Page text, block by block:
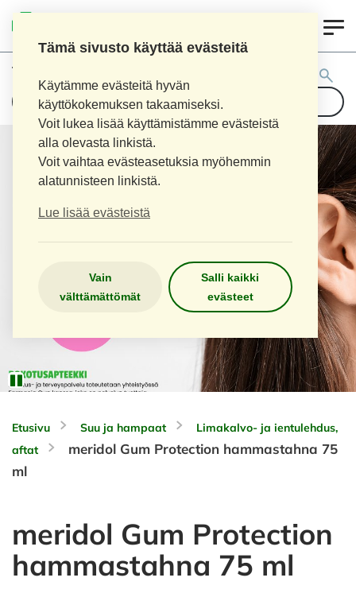
Tämä sivusto käyttää evästeitä
Käytämme evästeitä hyvän
käyttökokemuksen takaamiseksi.
Voit lukea lisää käyttämistämme evästeistä
alla olevasta linkistä.
Voit vaihtaa evästeasetuksia myöhemmin
alatunnisteen linkistä.
Lue lisää evästeistä
Vain
välttämättömät
Salli kaikki
evästeet
Tuotehaku:
Etusivu Suu ja hampaat
Limakalvo- ja ientulehdus,
aftat
meridol Gum Protection hammastahna 75
ml
meridol Gum Protection
hammastahna 75 ml